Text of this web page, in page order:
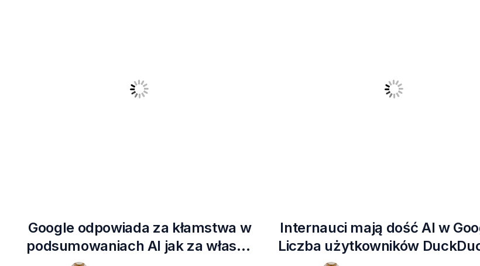
Google odpowiada za kłamstwa w
podsumowaniach AI jak za własne
Internauci mają dość AI w
Liczba użytkowników